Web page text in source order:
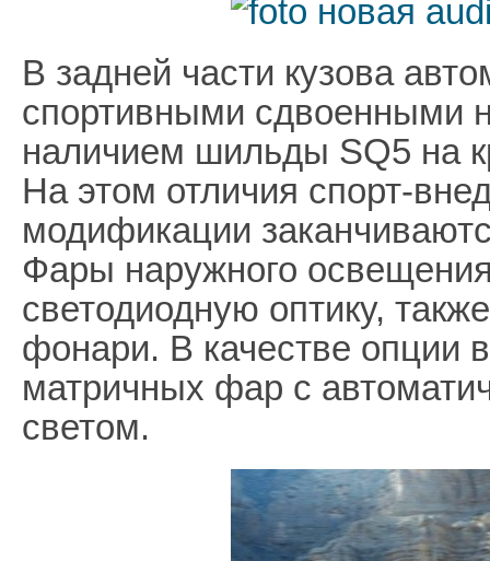
В задней части кузова
спортивными сдвоенными
наличием шильды SQ5 на
На этом отличия спорт-
модификации
Фары наружного
светодиодную оптику,
фонари. В качестве опции
матричных фар с
светом.